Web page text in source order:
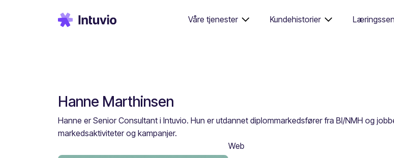
Våre tjenester Kundehistorier
Hanne Marthinsen
Hanne er Senior Consultant i Intuvio. Hun er utdannet diplommarkedsfører fra BI/NMH og
markedsaktiviteter og kampanjer.
Web